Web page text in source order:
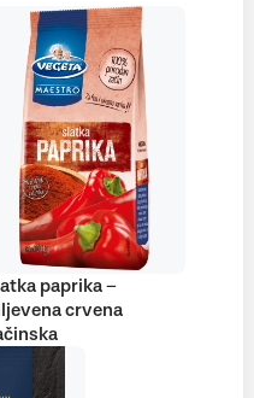
paprika –
crvena